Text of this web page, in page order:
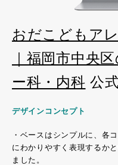
おだこどもア
｜福岡市中央
ー科・内科 公
デザインコンセプト
・ベースはシンプルに、各
にわかりやすく表現するか
ました。